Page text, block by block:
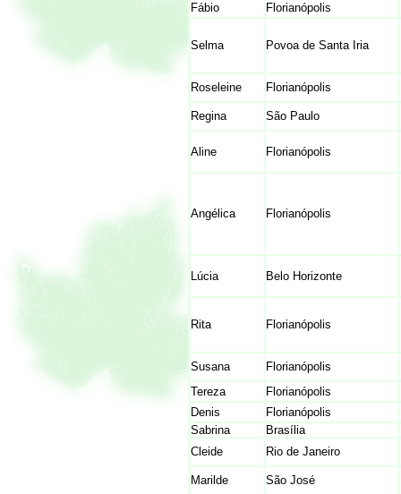
Fábio Florianópolis
Selma Povoa de Santa Iria
Roseleine Florianópolis
Regina São Paulo
Aline Florianópolis
Angélica Florianópolis
Lúcia Belo Horizonte
Rita Florianópolis
Susana
Florianópolis
Tereza
Florianópolis
Denis
Florianópolis
Sabrina
Brasília
Cleide
Rio de Janeiro
Marilde
São José